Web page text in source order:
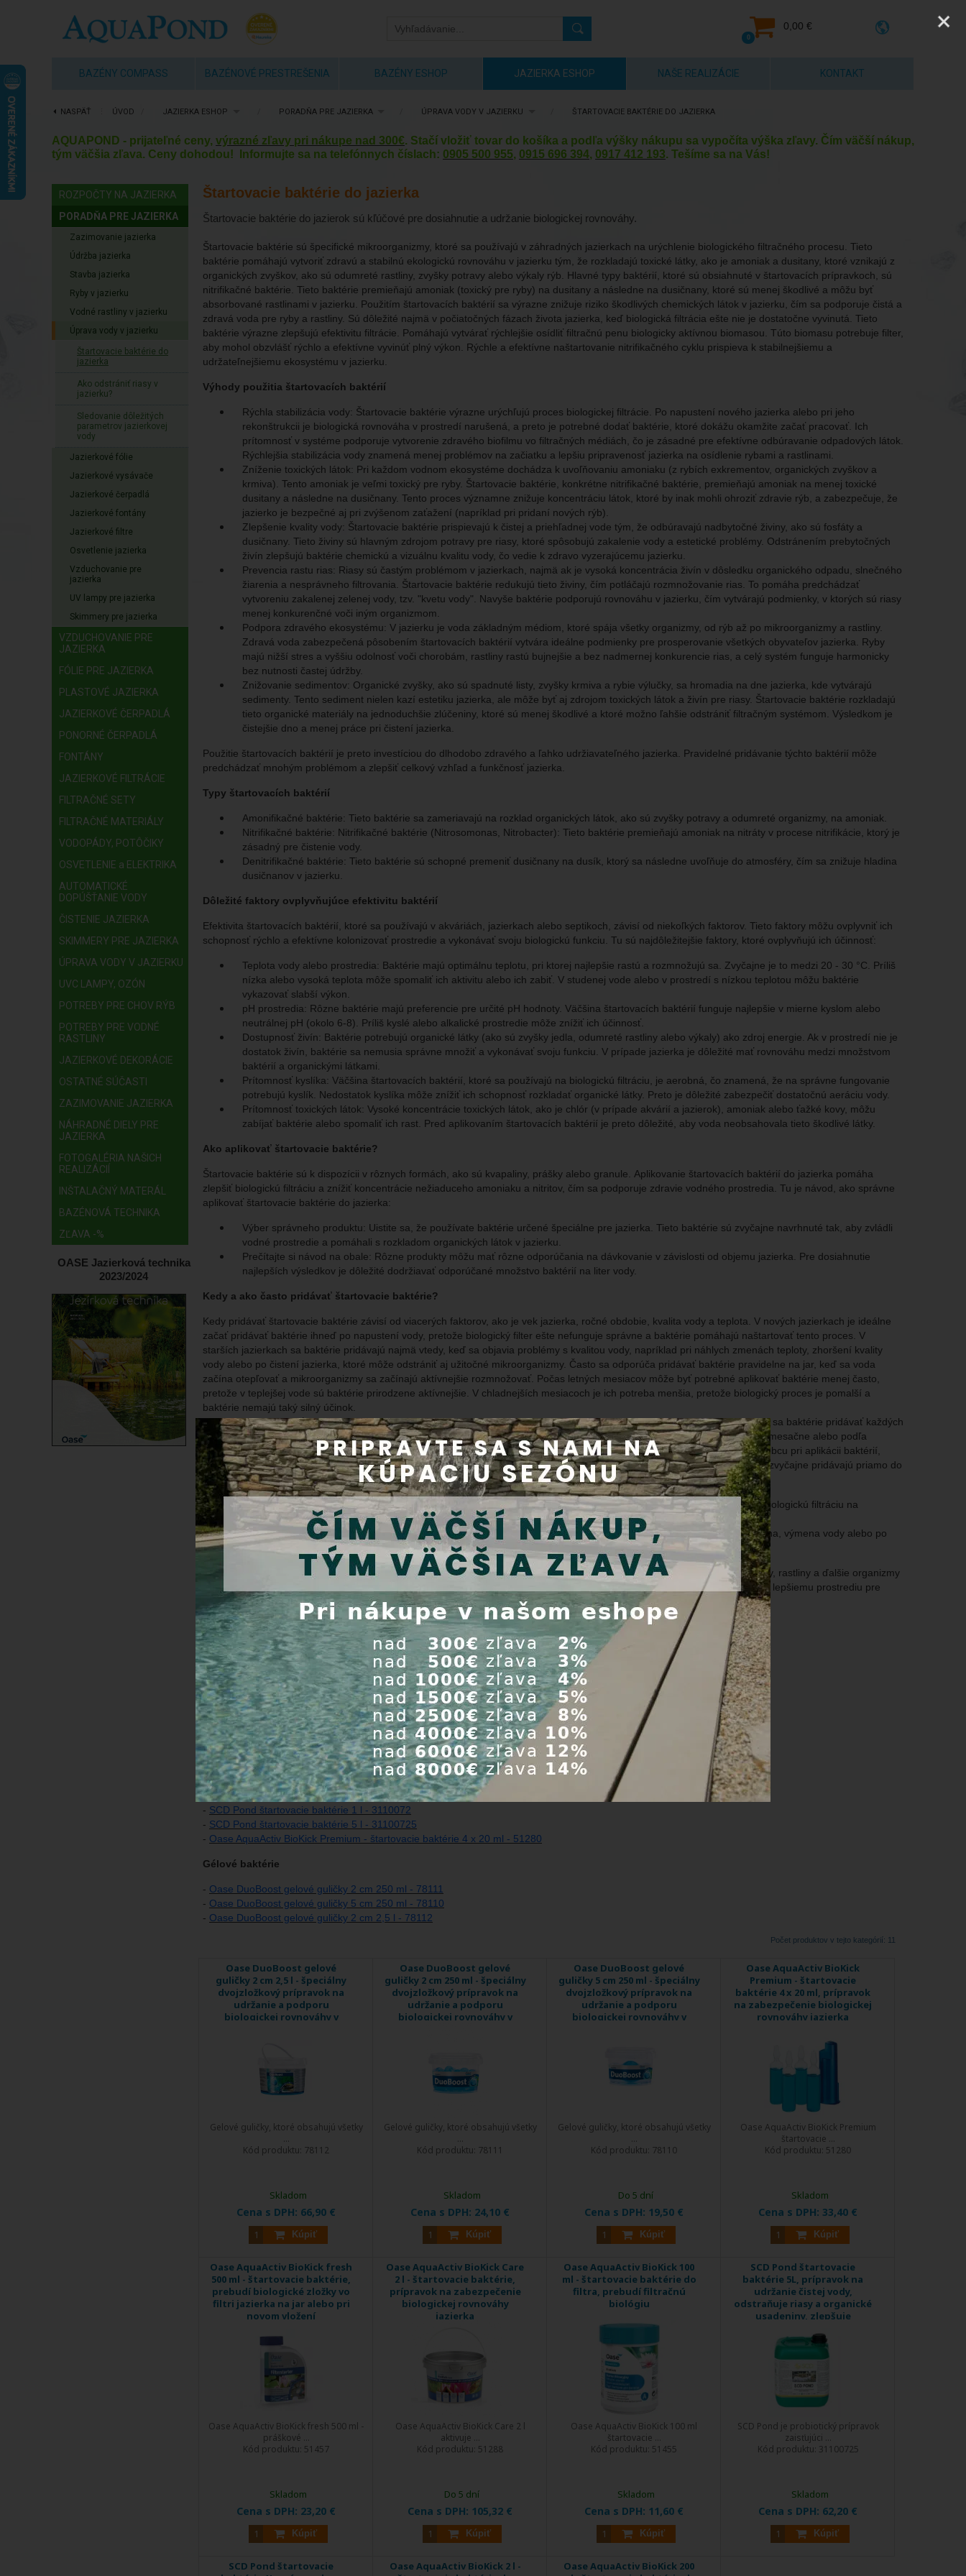
0,00 €
0
BAZÉNY COMPASS BAZÉNOVÉ PRESTREŠENIA BAZÉNY ESHOP JAZIERKA ESHOP NAŠE REALIZÁCIE KONTAKT
NASPÄŤ ÚVOD JAZIERKA ESHOP PORADŇA PRE JAZIERKA ÚPRAVA VODY V JAZIERKU ŠTARTOVACIE BAKTÉRIE DO JAZIERKA
AQUAPOND - prijateľné ceny, výrazné zľavy pri nákupe nad 300€. Stačí vložiť tovar do košíka a podľa výšky nákupu sa vypočíta výška zľavy. Čím väčší nákup,
tým väčšia zľava. Ceny dohodou! Informujte sa na telefónnych číslach: 0905 500 955, 0915 696 394, 0917 412 193. Tešíme sa na Vás!
ROZPOČTY NA JAZIERKA
PORADŇA PRE JAZIERKA
Zazimovanie jazierka
Údržba jazierka
Stavba jazierka
Ryby v jazierku
Vodné rastliny v jazierku
Úprava vody v jazierku
Štartovacie baktérie do
jazierka
Ako odstrániť riasy v
jazierku?
Sledovanie dôležitých
parametrov jazierkovej
vody
Jazierkové fólie
Jazierkové vysávače
Jazierkové čerpadlá
Jazierkové fontány
Jazierkové filtre
Osvetlenie jazierka
Vzduchovanie pre
jazierka
UV lampy pre jazierka
Skimmery pre jazierka
VZDUCHOVANIE PRE
JAZIERKA
FÓLIE PRE JAZIERKA
PLASTOVÉ JAZIERKA
JAZIERKOVÉ ČERPADLÁ
PONORNÉ ČERPADLÁ
FONTÁNY
JAZIERKOVÉ FILTRÁCIE
FILTRAČNÉ SETY
FILTRAČNÉ MATERIÁLY
VODOPÁDY, POTÔČIKY
OSVETLENIE a ELEKTRIKA
AUTOMATICKÉ
DOPÚŠŤANIE VODY
ČISTENIE JAZIERKA
SKIMMERY PRE JAZIERKA
ÚPRAVA VODY V JAZIERKU
UVC LAMPY, OZÓN
POTREBY PRE CHOV RÝB
POTREBY PRE VODNÉ
RASTLINY
JAZIERKOVÉ DEKORÁCIE
OSTATNÉ SÚČASTI
ZAZIMOVANIE JAZIERKA
NÁHRADNÉ DIELY PRE
JAZIERKA
FOTOGALÉRIA NAŠICH
REALIZÁCIÍ
INŠTALAČNÝ MATERÁL
BAZÉNOVÁ TECHNIKA
ZĽAVA -%
OASE Jazierková technika
2023/2024
Štartovacie baktérie do jazierka
Štartovacie baktérie do jazierok sú kľúčové pre dosiahnutie a udržanie biologickej rovnováhy.
Štartovacie baktérie sú špecifické mikroorganizmy, ktoré sa používajú v záhradných jazierkach na urýchlenie biologického filtračného procesu. Tieto
baktérie pomáhajú vytvoriť zdravú a stabilnú ekologickú rovnováhu v jazierku tým, že rozkladajú toxické látky, ako je amoniak a dusitany, ktoré vznikajú z
organických zvyškov, ako sú odumreté rastliny, zvyšky potravy alebo výkaly rýb. Hlavné typy baktérií, ktoré sú obsiahnuté v štartovacích prípravkoch, sú
nitrifikačné baktérie. Tieto baktérie premieňajú amoniak (toxický pre ryby) na dusitany a následne na dusičnany, ktoré sú menej škodlivé a môžu byť
absorbované rastlinami v jazierku. Použitím štartovacích baktérií sa výrazne znižuje riziko škodlivých chemických látok v jazierku, čím sa podporuje čistá a
zdravá voda pre ryby a rastliny. Sú dôležité najmä v počiatočných fázach života jazierka, keď biologická filtrácia ešte nie je dostatočne vyvinutá. Tieto
baktérie výrazne zlepšujú efektivitu filtrácie. Pomáhajú vytvárať rýchlejšie osídliť filtračnú penu biologicky aktívnou biomasou. Túto biomasu potrebuje filter,
aby mohol obzvlášť rýchlo a efektívne vyvinúť plný výkon. Rýchle a efektívne naštartovanie nitrifikačného cyklu prispieva k stabilnejšiemu a
udržateľnejšiemu ekosystému v jazierku.
Výhody použitia štartovacích baktérií
Rýchla stabilizácia vody: Štartovacie baktérie výrazne urýchľujú proces biologickej filtrácie. Po napustení nového jazierka alebo pri jeho
rekonštrukcii je biologická rovnováha v prostredí narušená, a preto je potrebné dodať baktérie, ktoré dokážu okamžite začať pracovať. Ich
prítomnosť v systéme podporuje vytvorenie zdravého biofilmu vo filtračných médiách, čo je zásadné pre efektívne odbúravanie odpadových látok.
Rýchlejšia stabilizácia vody znamená menej problémov na začiatku a lepšiu pripravenosť jazierka na osídlenie rybami a rastlinami.
Zníženie toxických látok: Pri každom vodnom ekosystéme dochádza k uvoľňovaniu amoniaku (z rybích exkrementov, organických zvyškov a
krmiva). Tento amoniak je veľmi toxický pre ryby. Štartovacie baktérie, konkrétne nitrifikačné baktérie, premieňajú amoniak na menej toxické
dusitany a následne na dusičnany. Tento proces významne znižuje koncentráciu látok, ktoré by inak mohli ohroziť zdravie rýb, a zabezpečuje, že
jazierko je bezpečné aj pri zvýšenom zaťažení (napríklad pri pridaní nových rýb).
Zlepšenie kvality vody: Štartovacie baktérie prispievajú k čistej a priehľadnej vode tým, že odbúravajú nadbytočné živiny, ako sú fosfáty a
dusičnany. Tieto živiny sú hlavným zdrojom potravy pre riasy, ktoré spôsobujú zakalenie vody a estetické problémy. Odstránením prebytočných
živín zlepšujú baktérie chemickú a vizuálnu kvalitu vody, čo vedie k zdravo vyzerajúcemu jazierku.
Prevencia rastu rias: Riasy sú častým problémom v jazierkach, najmä ak je vysoká koncentrácia živín v dôsledku organického odpadu, slnečného
žiarenia a nesprávneho filtrovania. Štartovacie baktérie redukujú tieto živiny, čím potláčajú rozmnožovanie rias. To pomáha predchádzať
vytvoreniu zakalenej zelenej vody, tzv. "kvetu vody". Navyše baktérie podporujú rovnováhu v jazierku, čím vytvárajú podmienky, v ktorých sú riasy
menej konkurenčné voči iným organizmom.
Podpora zdravého ekosystému: V jazierku je voda základným médiom, ktoré spája všetky organizmy, od rýb až po mikroorganizmy a rastliny.
Zdravá voda zabezpečená pôsobením štartovacích baktérií vytvára ideálne podmienky pre prosperovanie všetkých obyvateľov jazierka. Ryby
majú nižší stres a vyššiu odolnosť voči chorobám, rastliny rastú bujnejšie a bez nadmernej konkurencie rias, a celý systém funguje harmonicky
bez nutnosti častej údržby.
Znižovanie sedimentov: Organické zvyšky, ako sú spadnuté listy, zvyšky krmiva a rybie výlučky, sa hromadia na dne jazierka, kde vytvárajú
sedimenty. Tento sediment nielen kazí estetiku jazierka, ale môže byť aj zdrojom toxických látok a živín pre riasy. Štartovacie baktérie rozkladajú
tieto organické materiály na jednoduchšie zlúčeniny, ktoré sú menej škodlivé a ktoré možno ľahšie odstrániť filtračným systémom. Výsledkom je
čistejšie dno a menej práce pri čistení jazierka.
Použitie štartovacích baktérií je preto investíciou do dlhodobo zdravého a ľahko udržiavateľného jazierka. Pravidelné pridávanie týchto baktérií môže
predchádzať mnohým problémom a zlepšiť celkový vzhľad a funkčnosť jazierka.
Typy štartovacích baktérií
Amonifikačné baktérie: Tieto baktérie sa zameriavajú na rozklad organických látok, ako sú zvyšky potravy a odumreté organizmy, na amoniak.
Nitrifikačné baktérie: Nitrifikačné baktérie (Nitrosomonas, Nitrobacter): Tieto baktérie premieňajú amoniak na nitráty v procese nitrifikácie, ktorý je
zásadný pre čistenie vody.
Denitrifikačné baktérie: Tieto baktérie sú schopné premeniť dusičnany na dusík, ktorý sa následne uvoľňuje do atmosféry, čím sa znižuje hladina
dusičnanov v jazierku.
Dôležité faktory ovplyvňujúce efektivitu baktérií
Efektivita štartovacích baktérií, ktoré sa používajú v akváriách, jazierkach alebo septikoch, závisí od niekoľkých faktorov. Tieto faktory môžu ovplyvniť ich
schopnosť rýchlo a efektívne kolonizovať prostredie a vykonávať svoju biologickú funkciu. Tu sú najdôležitejšie faktory, ktoré ovplyvňujú ich účinnosť:
Teplota vody alebo prostredia: Baktérie majú optimálnu teplotu, pri ktorej najlepšie rastú a rozmnožujú sa. Zvyčajne je to medzi 20 - 30 °C. Príliš
nízka alebo vysoká teplota môže spomaliť ich aktivitu alebo ich zabiť. V studenej vode alebo v prostredí s nízkou teplotou môžu baktérie
vykazovať slabší výkon.
pH prostredia: Rôzne baktérie majú preferencie pre určité pH hodnoty. Väčšina štartovacích baktérií funguje najlepšie v mierne kyslom alebo
neutrálnej pH (okolo 6-8). Príliš kyslé alebo alkalické prostredie môže znížiť ich účinnosť.
Dostupnosť živín: Baktérie potrebujú organické látky (ako sú zvyšky jedla, odumreté rastliny alebo výkaly) ako zdroj energie. Ak v prostredí nie je
dostatok živín, baktérie sa nemusia správne množiť a vykonávať svoju funkciu. V prípade jazierka je dôležité mať rovnováhu medzi množstvom
baktérií a organickými látkami.
Prítomnosť kyslíka: Väčšina štartovacích baktérií, ktoré sa používajú na biologickú filtráciu, je aerobná, čo znamená, že na správne fungovanie
potrebujú kyslík. Nedostatok kyslíka môže znížiť ich schopnosť rozkladať organické látky. Preto je dôležité zabezpečiť dostatočnú aeráciu vody.
Prítomnosť toxických látok: Vysoké koncentrácie toxických látok, ako je chlór (v prípade akvárií a jazierok), amoniak alebo ťažké kovy, môžu
zabíjať baktérie alebo spomaliť ich rast. Pred aplikovaním štartovacích baktérií je preto dôležité, aby voda neobsahovala tieto škodlivé látky.
Ako aplikovať štartovacie baktérie?
Štartovacie baktérie sú k dispozícii v rôznych formách, ako sú kvapaliny, prášky alebo granule. Aplikovanie štartovacích baktérií do jazierka pomáha
zlepšiť biologickú filtráciu a znížiť koncentrácie nežiaduceho amoniaku a nitritov, čím sa podporuje zdravie vodného prostredia. Tu je návod, ako správne
aplikovať štartovacie baktérie do jazierka:
Výber správneho produktu: Uistite sa, že používate baktérie určené špeciálne pre jazierka. Tieto baktérie sú zvyčajne navrhnuté tak, aby zvládli
vodné prostredie a pomáhali s rozkladom organických látok v jazierku.
Prečítajte si návod na obale: Rôzne produkty môžu mať rôzne odporúčania na dávkovanie v závislosti od objemu jazierka. Pre dosiahnutie
najlepších výsledkov je dôležité dodržiavať odporúčané množstvo baktérií na liter vody.
Kedy a ako často pridávať štartovacie baktérie?
Kedy pridávať štartovacie baktérie závisí od viacerých faktorov, ako je vek jazierka, ročné obdobie, kvalita vody a teplota. V nových jazierkach je ideálne
začať pridávať baktérie ihneď po napustení vody, pretože biologický filter ešte nefunguje správne a baktérie pomáhajú naštartovať tento proces. V
starších jazierkach sa baktérie pridávajú najmä vtedy, keď sa objavia problémy s kvalitou vody, napríklad pri náhlych zmenách teploty, zhoršení kvality
vody alebo po čistení jazierka, ktoré môže odstrániť aj užitočné mikroorganizmy. Často sa odporúča pridávať baktérie pravidelne na jar, keď sa voda
začína otepľovať a mikroorganizmy sa začínajú aktívnejšie rozmnožovať. Počas letných mesiacov môže byť potrebné aplikovať baktérie menej často,
pretože v teplejšej vode sú baktérie prirodzene aktívnejšie. V chladnejších mesiacoch je ich potreba menšia, pretože biologický proces je pomalší a
baktérie nemajú taký silný účinok.
Ako často ich pridávať? To závisí od konkrétneho jazierka a problémov, ktoré sa vyskytnú. Ak je jazierko novozaložené, môžu sa baktérie pridávať každých
pár dní počas prvých týždňov, aby sa podpořila kolonizácia filtračných médií. Neskôr sa ich aplikácia zvyčajne znižuje na raz mesačne alebo podľa
potreby, najmä pri problémoch so znečistením vody alebo pri sezónnych zmenách teploty. Je dôležité dodržiavať pokyny výrobcu pri aplikácii baktérií,
pretože nesprávne dávkovanie môže viesť k neefektívnemu rozkladu alebo nerovnováhe v ekosystéme jazierka. Baktérie sa zvyčajne pridávajú priamo do
vody alebo na filtračné médium, a to za ideálnych podmienok, ako je teplota vody medzi 10 a 30 °C.
Pravidelná aplikácia: Niektorí majitelia jazierok pridávajú baktérie pravidelne (napríklad raz za mesiac), aby udržali biologickú filtráciu na
optimálnej úrovni.
Po udalostiach: Baktérie by sa mali pridať po udalostiach, ktoré môžu narušiť rovnováhu v jazierku, ako je čistenie dna, výmena vody alebo po
zime, kedy teplota vody klesá a biologická aktivita sa spomaľuje.
Používanie startovacích baktérií v jazierkach je účinný spôsob, ako zlepšiť kvalitu vody a udržiavať zdravý ekosystém pre ryby, rastliny a ďalšie organizmy
v jazierku. Tieto baktérie pomáhajú optimalizovať biologické procesy a minimalizovať množstvo toxických látok, čo prispieva k lepšiemu prostrediu pre
všetky vodné organizmy.
Štartovacie baktérie
Naša ponuka:
Práškové baktérie
-Oase AquaActiv BioKick 100 ml - štartovacie baktérie do filtra - 51455
-Oase AquaActiv BioKick 200 ml - štartovacie baktérie do filtra - 51456
- Oase AquaActiv BioKick 2 l - štartovacie baktérie do filtra - 50939
-Oase AquaActiv BioKick fresh 500 ml - štartovacie baktérie - 51457
-Oase AquaActiv BioKick Care 2 l - štartovacie baktérie - 51288
Tekuté baktérie
- SCD Pond štartovacie baktérie 1 l - 3110072
- SCD Pond štartovacie baktérie 5 l - 31100725
- Oase AquaActiv BioKick Premium - štartovacie baktérie 4 x 20 ml - 51280
Gélové baktérie
- Oase DuoBoost gelové guličky 2 cm 250 ml - 78111
- Oase DuoBoost gelové guličky 5 cm 250 ml - 78110
- Oase DuoBoost gelové guličky 2 cm 2,5 l - 78112
Počet produktov v tejto kategórií: 11
Oase DuoBoost gelové
guličky 2 cm 2,5 l - špeciálny
dvojzložkový prípravok na
udržanie a podporu
biologickej rovnováhy v
Gelové guličky, ktoré obsahujú všetky
Kód produktu: 78112
Cena s DPH: 66,90 €
Kúpiť
Skladom
Oase DuoBoost gelové
guličky 2 cm 250 ml - špeciálny
dvojzložkový prípravok na
udržanie a podporu
biologickej rovnováhy v
Gelové guličky, ktoré obsahujú všetky
Kód produktu: 78111
Cena s DPH: 24,10 €
Kúpiť
Skladom
Oase DuoBoost gelové
guličky 5 cm 250 ml - špeciálny
dvojzložkový prípravok na
udržanie a podporu
biologickej rovnováhy v
Gelové guličky, ktoré obsahujú všetky
Kód produktu: 78110
Cena s DPH: 19,50 €
Kúpiť
Do 5 dní
Oase AquaActiv BioKick
Premium - štartovacie
baktérie 4 x 20 ml, prípravok
na zabezpečenie biologickej
rovnováhy jazierka
Oase AquaActiv BioKick Premium
štartovacie ...
Kód produktu: 51280
Cena s DPH: 33,40 €
Kúpiť
Skladom
Oase AquaActiv BioKick fresh
500 ml - štartovacie baktérie,
prebudí biologické zložky vo
filtri jazierka na jar alebo pri
novom vložení
Oase AquaActiv BioKick fresh 500 ml -
práškové ...
Kód produktu: 51457
Cena s DPH: 23,20 €
Kúpiť
Skladom
Oase AquaActiv BioKick Care
2 l - štartovacie baktérie,
prípravok na zabezpečenie
biologickej rovnováhy
jazierka
Oase AquaActiv BioKick Care 2 l
aktivuje ...
Kód produktu: 51288
Cena s DPH: 105,32 €
Kúpiť
Do 5 dní
Oase AquaActiv BioKick 100
ml - štartovacie baktérie do
filtra, prebudí filtračnú
biológiu
Oase AquaActiv BioKick 100 ml
štartovacie ...
Kód produktu: 51455
Cena s DPH: 11,60 €
Kúpiť
Skladom
SCD Pond štartovacie
baktérie 5L, prípravok na
udržanie čistej vody,
odstraňuje riasy a organické
usadeniny, zlepšuje
SCD Pond je probiotický prípravok
zaisťujúci ...
Kód produktu: 31100725
Cena s DPH: 62,20 €
Kúpiť
Skladom
SCD Pond štartovacie
Oase AquaActiv BioKick 2 l -
Oase AquaActiv BioKick 200